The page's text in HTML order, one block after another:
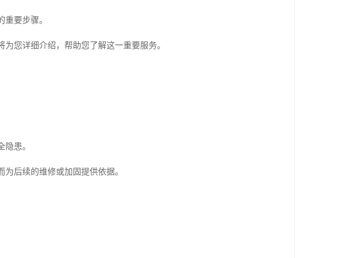
要步骤。
您详细介绍，帮助您了解这一重要服务。
患。
后续的维修或加固提供依据。